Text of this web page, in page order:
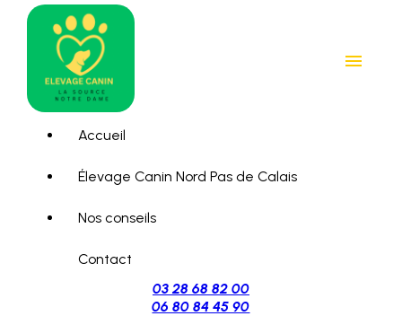
menu
Accueil
Élevage Canin Nord Pas de Calais
Nos conseils
Contact
03 28 68 82 00
06 80 84 45 90
Panneau de gestion des cookies